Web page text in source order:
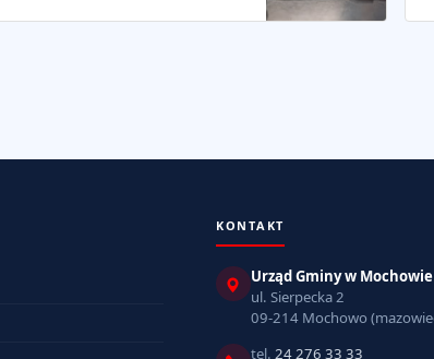
KONTAKT
Urząd Gminy w Mochowie
ul. Sierpecka 2
09-214 Mochowo
tel. 24 276 33 33